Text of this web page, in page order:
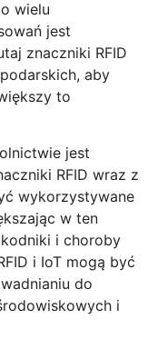
wielu
jest
znaczniki RFID
aby
to
jest
RFID wraz z
wykorzystywane
w ten
i choroby
i IoT mogą być
do
i